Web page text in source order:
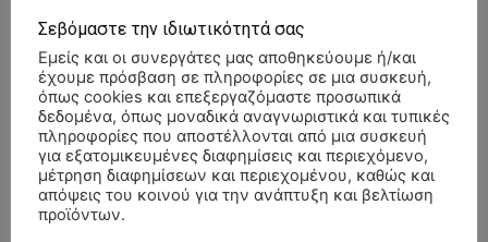
Σεβόμαστε την ιδιωτικότητά σας
Εμείς και οι συνεργάτες μας αποθηκεύουμε ή/και
έχουμε πρόσβαση σε πληροφορίες σε μια συσκευή,
όπως cookies και επεξεργαζόμαστε προσωπικά
δεδομένα, όπως μοναδικά αναγνωριστικά και τυπικές
πληροφορίες που αποστέλλονται από μια συσκευή
για εξατομικευμένες διαφημίσεις και περιεχόμενο,
μέτρηση διαφημίσεων και περιεχομένου, καθώς και
απόψεις του κοινού για την ανάπτυξη και βελτίωση
προϊόντων.